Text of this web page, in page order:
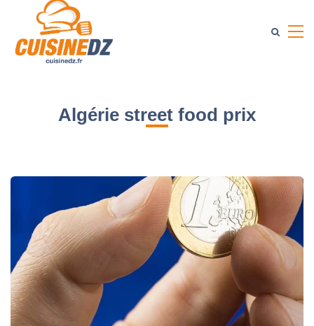
Algérie street food prix